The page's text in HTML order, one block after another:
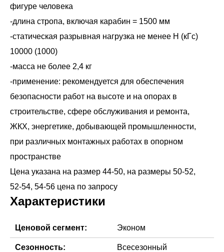
фигуре человека
-длина стропа, включая карабин = 1500 мм
-статическая разрывная нагрузка не менее Н (кГс)
10000 (1000)
-масса не более 2,4 кг
-применение: рекомендуется для обеспечения
безопасности работ на высоте и на опорах в
строительстве, сфере обслуживания и ремонта,
ЖКХ, энергетике, добывающей промышленности,
при различных монтажных работах в опорном
пространстве
Цена указана на размер 44-50, на размеры 50-52,
52-54, 54-56 цена по запросу
Характеристики
Ценовой сегмент: Эконом
Сезонность: Всесезонный